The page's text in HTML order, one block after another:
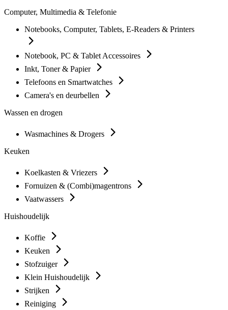
Computer, Multimedia & Telefonie
Notebooks, Computer, Tablets, E-Readers & Printers
Notebook, PC & Tablet Accessoires
Inkt, Toner & Papier
Telefoons en Smartwatches
Camera's en deurbellen
Wassen en drogen
Wasmachines & Drogers
Keuken
Koelkasten & Vriezers
Fornuizen & (Combi)magentrons
Vaatwassers
Huishoudelijk
Koffie
Keuken
Stofzuiger
Klein Huishoudelijk
Strijken
Reiniging